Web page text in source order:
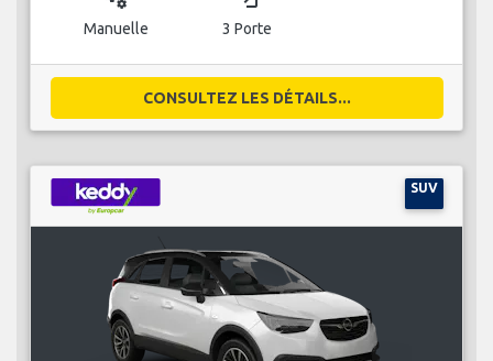
Manuelle 3 Porte
CONSULTEZ LES DÉTAILS...
SUV